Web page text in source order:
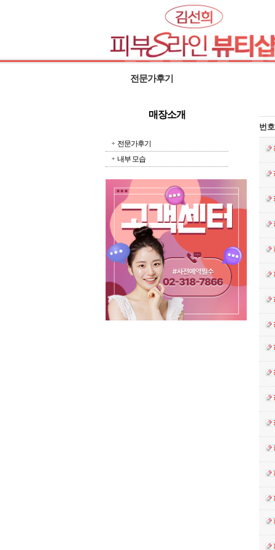
전문가후기
매장소개
전문가후기
내부 모습
번호